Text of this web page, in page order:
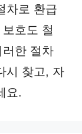
차로 환급
호도 철
한 절차
시 찾고, 자
요.